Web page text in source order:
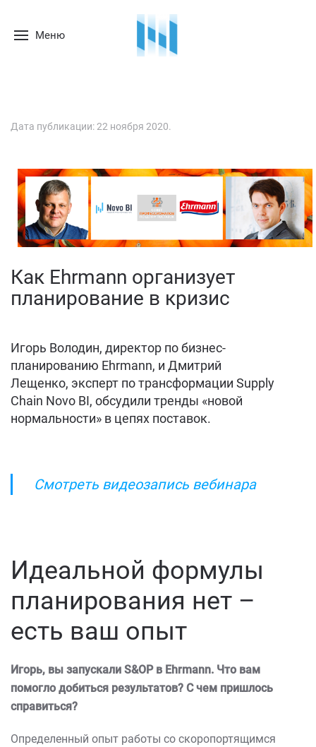
Меню
Дата публикации:22 ноября 2020.
Как Ehrmann организует
планирование в кризис
Игорь Володин, директор по бизнес-
планированию Ehrmann, и Дмитрий
Лещенко, эксперт по трансформации Supply
Chain Novo BI, обсудили тренды «новой
нормальности» в цепях поставок.
Смотреть видеозапись вебинара
Идеальной формулы
планирования нет –
есть ваш опыт
Игорь, вы запускали S&OP в Ehrmann. Что вам
помогло добиться результатов? С чем пришлось
справиться?
Определенный опыт работы со скоропортящимся